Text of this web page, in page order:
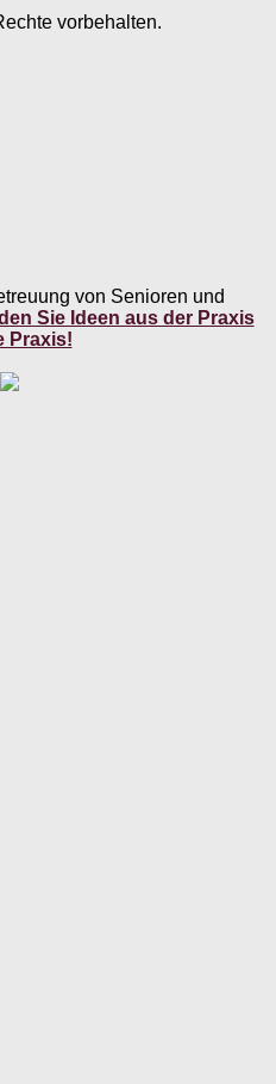
vorbehalten.
von Senioren und
Sie Ideen aus der Praxis
Praxis!